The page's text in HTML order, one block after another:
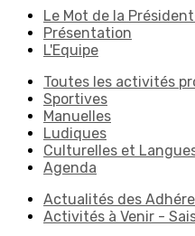
Le Mot de la
Présentation
L'Equipe
Toutes les activités
Sportives
Manuelles
Ludiques
Culturelles et
Agenda
Actualités des
Activités à Venir -